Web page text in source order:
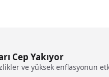
Cep Yakıyor
ve yüksek enflasyonun